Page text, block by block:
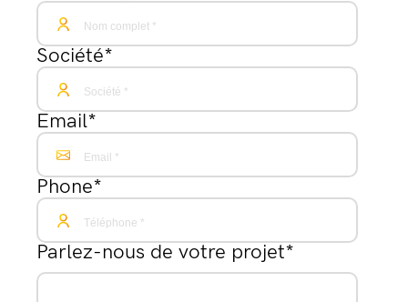
Société*
Email*
Phone*
Parlez-nous de votre projet*